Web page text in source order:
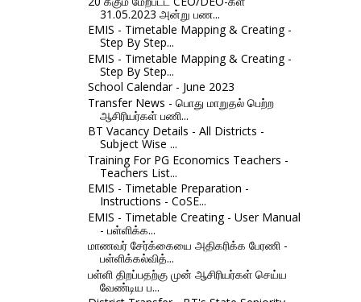
31.05.2023 அன்று பண...
EMIS - Timetable Mapping & Creating -
Step By Step...
EMIS - Timetable Mapping & Creating -
Step By Step...
School Calendar - June 2023
Transfer News - பொது மாறுதல் பெற்ற
ஆசிரியர்கள் பணி...
BT Vacancy Details - All Districts -
Subject Wise ...
Training For PG Economics Teachers -
Teachers List...
EMIS - Timetable Preparation -
Instructions - CoSE...
EMIS - Timetable Creating - User Manual
- பள்ளிக்க...
மாணவர் சேர்க்கையை அதிகரிக்க பேரணி -
பள்ளிக்கல்வித்...
பள்ளி திறப்பதற்கு முன் ஆசிரியர்கள் செய்ய
வேண்டிய ப...